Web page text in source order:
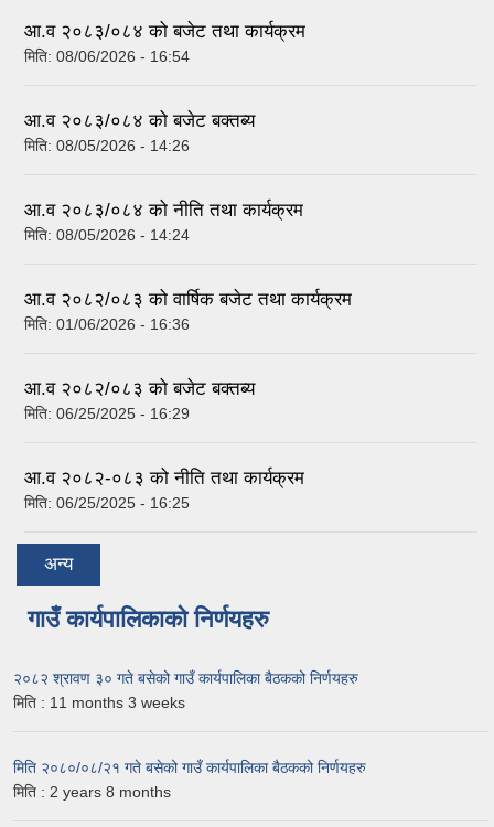
आ.व २०८३/०८४ को बजेट तथा कार्यक्रम
मिति: 08/06/2026 - 16:54
आ.व २०८३/०८४ को बजेट बक्तब्य
मिति: 08/05/2026 - 14:26
आ.व २०८३/०८४ को नीति तथा कार्यक्रम
मिति: 08/05/2026 - 14:24
आ.व २०८२/०८३ को वार्षिक बजेट तथा कार्यक्रम
मिति: 01/06/2026 - 16:36
आ.व २०८२/०८३ को बजेट बक्तब्य
मिति: 06/25/2025 - 16:29
आ.व २०८२-०८३ को नीति तथा कार्यक्रम
मिति: 06/25/2025 - 16:25
अन्य
गाउँ कार्यपालिकाको निर्णयहरु
२०८२ श्रावण ३० गते बसेको गाउँ कार्यपालिका बैठकको निर्णयहरु
मिति : 11 months 3 weeks
मिति २०८०/०८/२१ गते बसेको गाउँ कार्यपालिका बैठकको निर्णयहरु
मिति : 2 years 8 months